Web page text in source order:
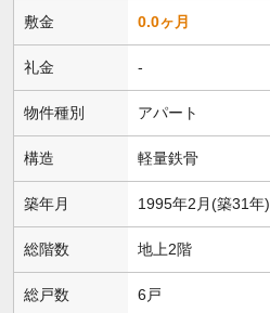
敷金 0.0ヶ月
礼金 -
物件種別 アパート
構造 軽量鉄骨
築年月 1995年2月(築31年)
総階数 地上2階
総戸数 6戸